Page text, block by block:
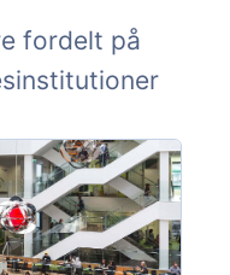
fordelt på